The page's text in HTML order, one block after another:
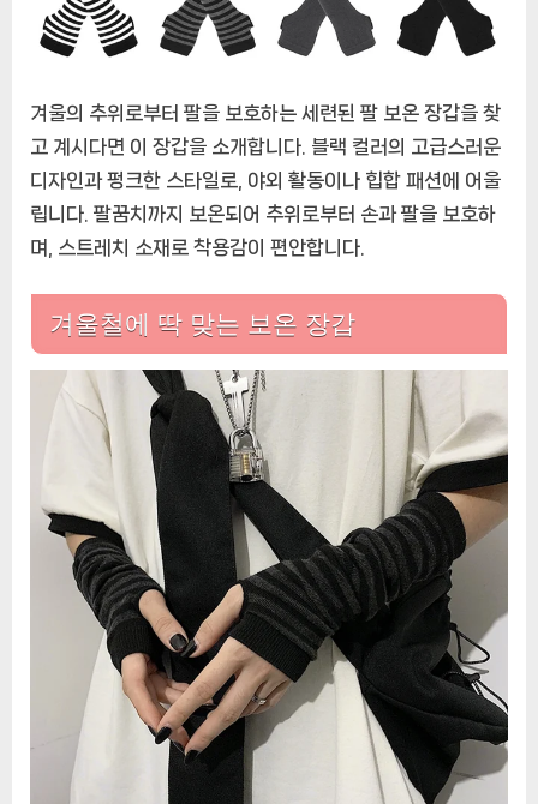
꿈
갑,
시
원
스
트
치,
겨
울
겨울의 추위로부터 팔을 보호하는 세련된 팔 보온 장갑을 찾
고 계시다면 이 장갑을 소개합니다. 블랙 컬러의 고급스러운
디자인과 펑크한 스타일로, 야외 활동이나 힙합 패션에 어울
립니다. 팔꿈치까지 보온되어 추위로부터 손과 팔을 보호하
며, 스트레치 소재로 착용감이 편안합니다.
겨울철에 딱 맞는 보온 장갑